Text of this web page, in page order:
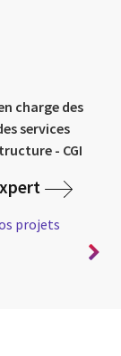
charge des
services
- CGI
projets